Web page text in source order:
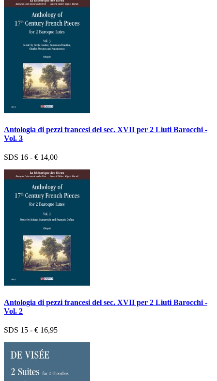
Antologia di pezzi francesi del sec. XVII per 2 Liuti Barocchi -
Vol. 3
SDS 16 - € 14,00
Antologia di pezzi francesi del sec. XVII per 2 Liuti Barocchi -
Vol. 2
SDS 15 - € 16,95